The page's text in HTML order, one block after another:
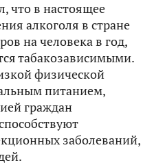
что в настоящее
алкоголя в стране
на человека в год,
табакозависимыми.
физической
питанием,
граждан
заболеваний,